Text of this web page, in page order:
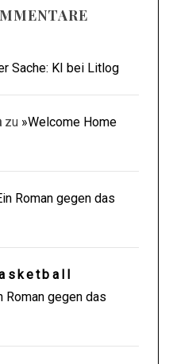
Sache: KI bei Litlog
zu »Welcome Home
Roman gegen das
Roman gegen das